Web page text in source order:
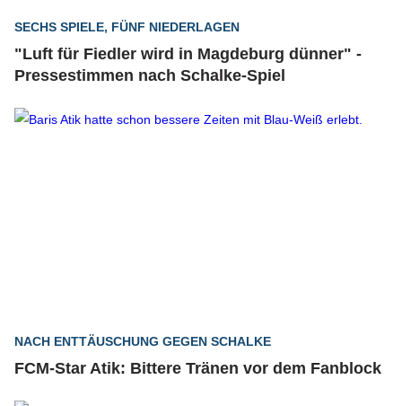
SECHS SPIELE, FÜNF NIEDERLAGEN
"Luft für Fiedler wird in Magdeburg dünner" -
Pressestimmen nach Schalke-Spiel
NACH ENTTÄUSCHUNG GEGEN SCHALKE
FCM-Star Atik: Bittere Tränen vor dem Fanblock